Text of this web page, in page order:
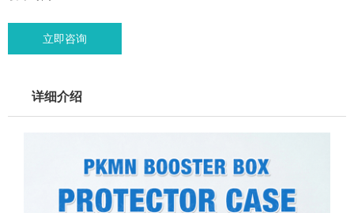
立即咨询
详细介绍